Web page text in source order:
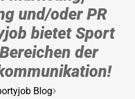
und/oder PR
bietet Sport
der
Blog